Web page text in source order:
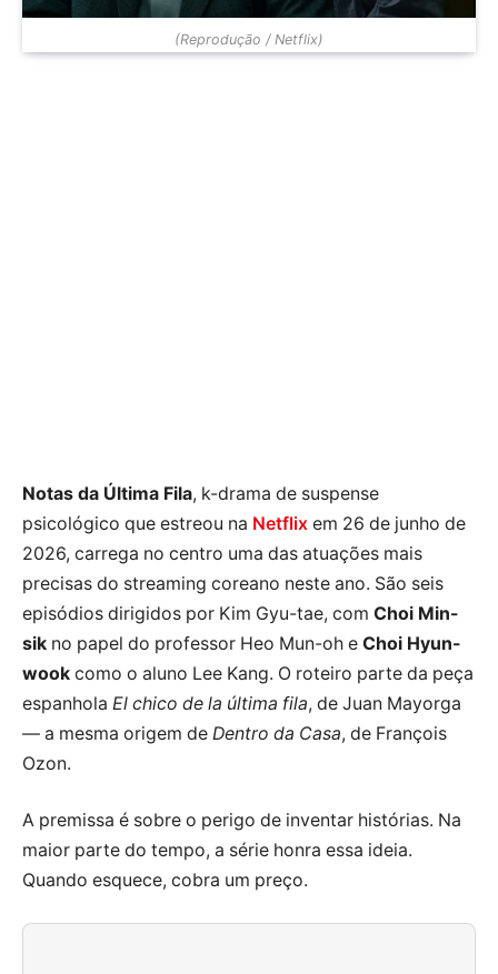
(Reprodução / Netflix)
Notas da Última Fila, k-drama de suspense
psicológico que estreou na Netflix em 26 de junho de
2026, carrega no centro uma das atuações mais
precisas do streaming coreano neste ano. São seis
episódios dirigidos por Kim Gyu-tae, com Choi Min-
sik no papel do professor Heo Mun-oh e Choi Hyun-
wook como o aluno Lee Kang. O roteiro parte da peça
espanhola El chico de la última fila, de Juan Mayorga
— a mesma origem de Dentro da Casa, de François
Ozon.
A premissa é sobre o perigo de inventar histórias. Na
maior parte do tempo, a série honra essa ideia.
Quando esquece, cobra um preço.